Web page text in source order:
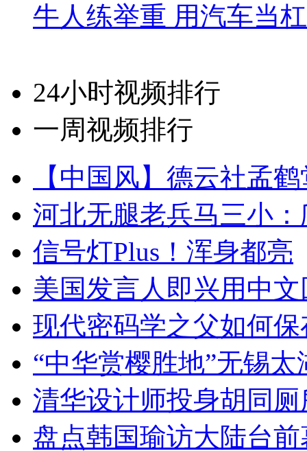
牛人练举重 用汽车当
24小时视频排行
一周视频排行
【中国风】德云社孟
河北无腿老兵马三小
信号灯Plus！浑身都亮
美国发言人即兴用中
现代密码学之父如何
“中华赏樱胜地”无锡
清华设计师投身胡同
盘点韩国瑜访大陆台